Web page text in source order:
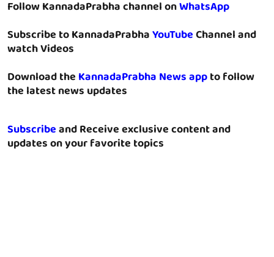
Follow KannadaPrabha channel onWhatsApp
Subscribe to KannadaPrabhaYouTubeChannel and
watch Videos
Download theKannadaPrabha News appto follow
the latest news updates
Subscribeand Receive exclusive content and
updates on your favorite topics